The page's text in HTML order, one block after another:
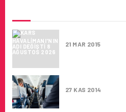
21 MAR 2015
27 KAS 2014